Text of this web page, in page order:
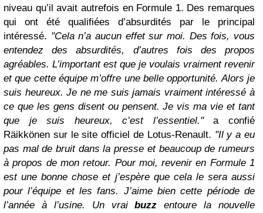
niveau qu’il avait autrefois en Formule 1. Des remarques
qui ont été qualifiées d’absurdités par le principal
intéressé. "Cela n’a aucun effet sur moi. Des fois, vous
entendez des absurdités, d’autres fois des propos
agréables. L’important est que je voulais vraiment revenir
et que cette équipe m’offre une belle opportunité. Alors je
suis heureux. Je ne me suis jamais vraiment intéressé à
ce que les gens disent ou pensent. Je vis ma vie et tant
que je suis heureux, c’est l’essentiel."a confié
Räikkönen sur le site officiel de Lotus-Renault. "Il y a eu
pas mal de bruit dans la presse et beaucoup de rumeurs
à propos de mon retour. Pour moi, revenir en Formule 1
est une bonne chose et j’espère que cela le sera aussi
pour l’équipe et les fans. J’aime bien cette période de
l’année à l’usine. Un vraibuzz entoure la nouvelle